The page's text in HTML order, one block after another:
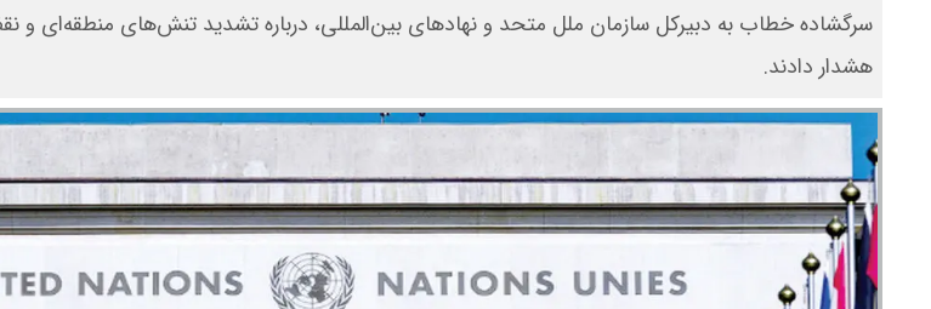
سرگشاده خطاب به دبیرکل سازمان ملل متحد و نهادهای بین‌المللی، درباره تشدید تنش‌های منطقه‌ای و
هشدار دادند.